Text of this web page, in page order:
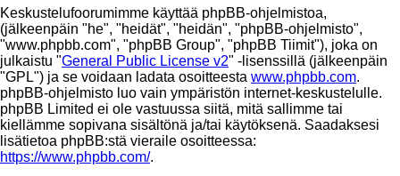
Keskustelufoorumimme käyttää phpBB-ohjelmistoa,
(jälkeenpäin "he", "heidät", "heidän", "phpBB-ohjelmisto",
"www.phpbb.com", "phpBB Group", "phpBB Tiimit"), joka on
julkaistu "General Public License v2" -lisenssillä (jälkeenpäin
"GPL") ja se voidaan ladata osoitteesta www.phpbb.com.
phpBB-ohjelmisto luo vain ympäristön internet-keskustelulle.
phpBB Limited ei ole vastuussa siitä, mitä sallimme tai
kiellämme sopivana sisältönä ja/tai käytöksenä. Saadaksesi
lisätietoa phpBB:stä vieraile osoitteessa:
https://www.phpbb.com/.